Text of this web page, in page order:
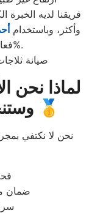
فريقنا لديه الخبرة
وأكثر، وباستخدام
فعالة وآمنة بنسبة 100%.
صيانة
لماذا نحن
وستنجهاوس كوم حمادة؟ 🥇
نحن لا نكتفي
ضمان